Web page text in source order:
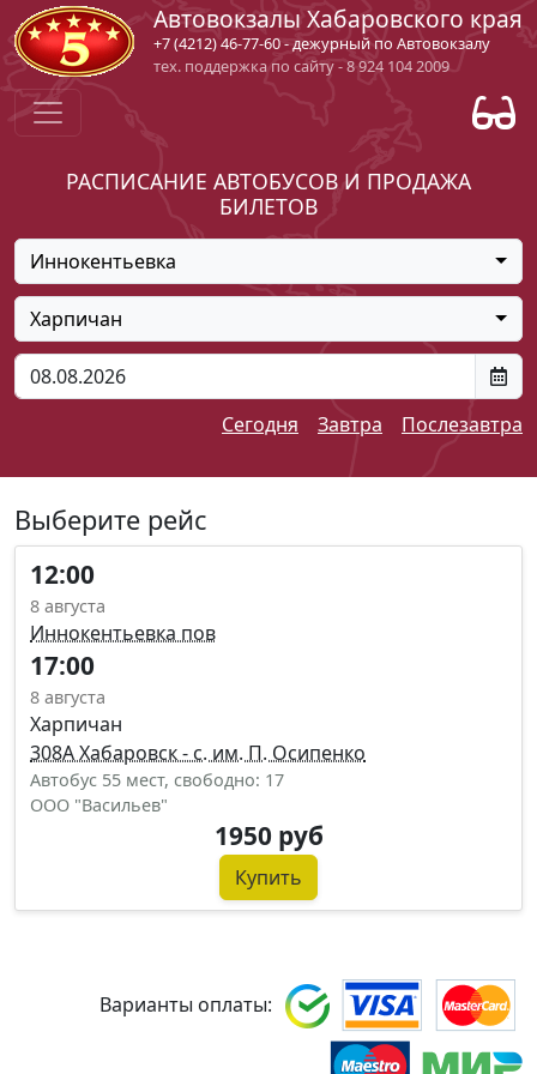
Автовокзалы Хабаровского края
+7 (4212) 46-77-60 - дежурный по Автовокзалу
тех. поддержка по сайту - 8 924 104 2009
РАСПИСАНИЕ АВТОБУСОВ И ПРОДАЖА
БИЛЕТОВ
Иннокентьевка
Харпичан
Сегодня Завтра Послезавтра
Выберите рейс
12:00
8 августа
Иннокентьевка пов
17:00
8 августа
Харпичан
308А Хабаровск - с. им. П. Осипенко
Автобус 55 мест, свободно: 17
ООО "Васильев"
1950 руб
Купить
Варианты оплаты: